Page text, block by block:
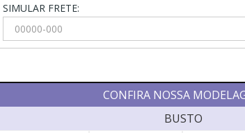
SIMULAR FRETE:
CONFIRA NOSSA
BUSTO